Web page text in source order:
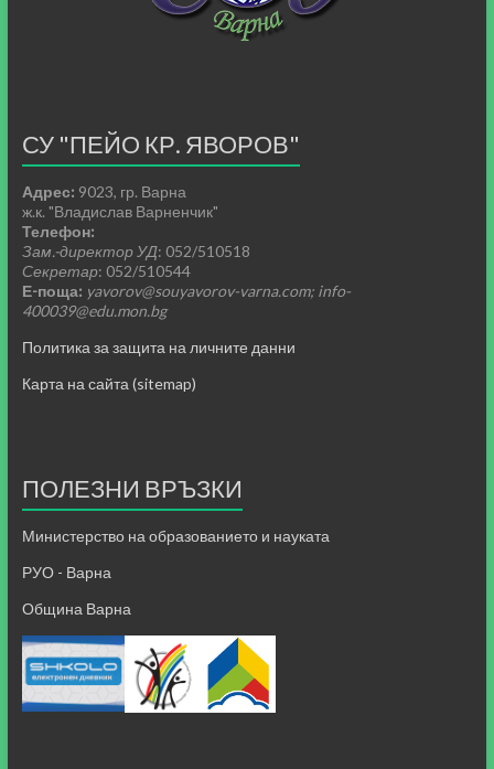
СУ "ПЕЙО КР. ЯВОРОВ"
Адрес: 9023, гр. Варна
ж.к. "Владислав Варненчик"
Телефон:
Зам.-директор УД: 052/510518
Секретар: 052/510544
Е-поща: yavorov@souyavorov-varna.com; info-
400039@edu.mon.bg
Политика за защита на личните данни
Карта на сайта (sitemap)
ПОЛЕЗНИ ВРЪЗКИ
Министерство на образованието и науката
РУО - Варна
Община Варна